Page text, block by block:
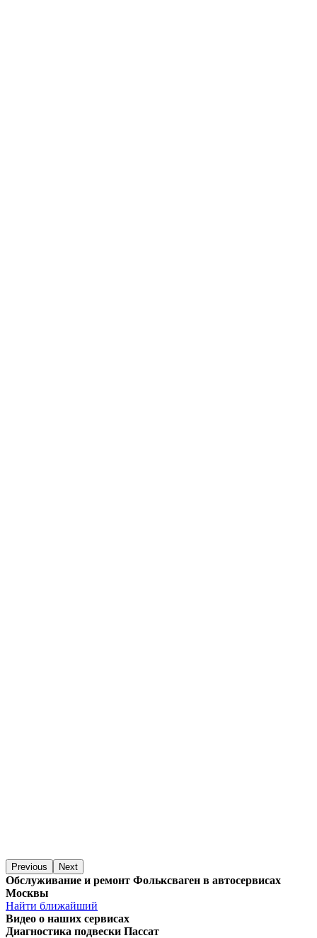
Previous Next
Обслуживание и ремонт Фольксваген в автосервисах
Москвы
Найти ближайший
Видео о наших сервисах
Диагностика подвески Пассат